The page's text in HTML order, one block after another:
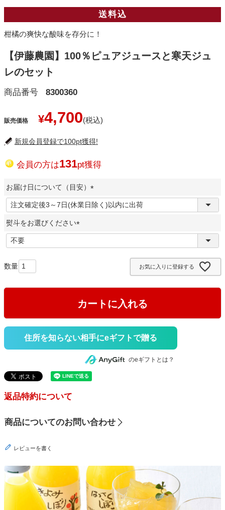
送料込
柑橘の爽快な酸味を存分に！
【伊藤農園】100％ピュアジュースと寒天ジュ
レのセット
商品番号 8300360
販売価格 ¥4,700
新規会員登録で100pt獲得!
会員の方は131pt獲得
お届け日について（目安）
(
必
)
熨斗をお選びください
必
お気に入りに登録する
カートに入れる
住所を知らない相手にeギフトで贈る
のeギフトとは？
返品特約について
商品についてのお問い合わせ
レビューを書く